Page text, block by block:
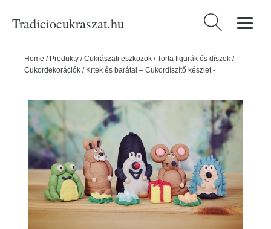
Tradiciocukraszat.hu Keresés:
Home / Produkty /Cukrászati eszközök /Torta figurák és díszek /
Cukordekorációk / Krtek és barátai – Cukordíszítő készlet -